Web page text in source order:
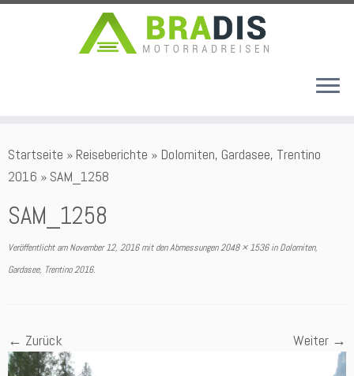
Inhalt
springen
Startseite » Reiseberichte » Dolomiten, Gardasee, Trentino
2016 » SAM_1258
SAM_1258
Veröffentlicht am November 12, 2016mit den Abmessungen2048 × 1536inDolomiten,
Gardasee, Trentino 2016.
← Zurück Weiter →